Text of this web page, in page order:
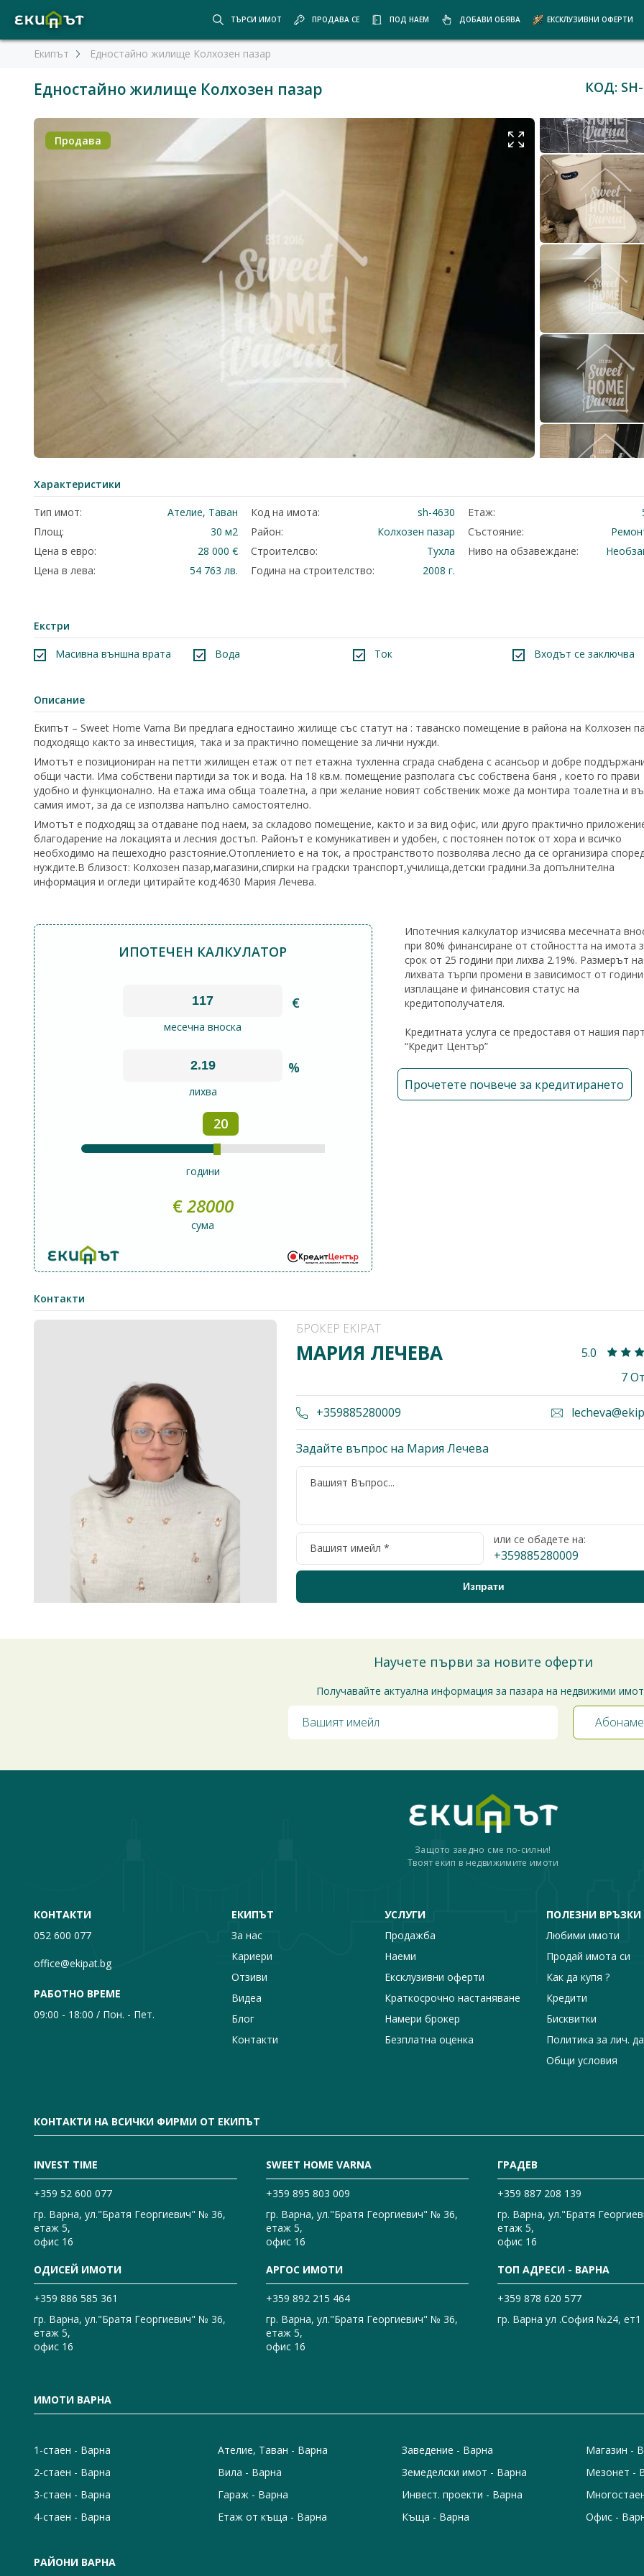
ТЪРСИ ИМОТ ПРОДАВА СЕ ПОД НАЕМ ДОБАВИ ОБЯВА ЕКСКЛУЗИВНИ ОФЕРТИ
Екипът Едностайно жилище Колхозен пазар
Едностайно жилище Колхозен пазар КОД:
Продава
Характеристики
Тип имот:
Ателие, Таван
Площ:
30 м2
Цена в евро:
28 000 €
Цена в лева:
54 763 лв.
Код на имота:
sh-4630
Район:
Колхозен пазар
Строителсво:
Тухла
Година на строителство:
2008 г.
Етаж:
Състояние:
Ниво на обзавеждане:
Екстри
Масивна външна врата Вода Ток Входът се заключва
Описание
Екипът – Sweet Home Varna Ви предлага едностаино жилище със статут на : таванско помещение в района на Колхозен
подходящо както за инвестиция, така и за практично помещение за лични нужди.
Имотът е позициониран на петти жилищен етаж от пет етажна тухленна сграда снабдена с асансьор и добре
общи части. Има собствени партиди за ток и вода. На 18 кв.м. помещение разполага със собствена баня , което го прави
удобно и функционално. На етажа има обща тоалетна, а при желание новият собственик може да монтира тоалетна и
самия имот, за да се използва напълно самостоятелно.
Имотът е подходящ за отдаване под наем, за складово помещение, както и за вид офис, или друго практично
благодарение на локацията и лесния достъп. Районът е комуникативен и удобен, с постоянен поток от хора и всичко
необходимо на пешеходно разстояние.Отоплението е на ток, а пространството позволява лесно да се организира
нуждите.В близост: Колхозен пазар,магазини,спирки на градски транспорт,училища,детски градини.За допълнителна
информация и огледи цитирайте код:4630 Мария Лечева.
ИПОТЕЧЕН КАЛКУЛАТОР
€
месечна вноска
%
лихва
20
години
€28000
сума
Ипотечния калкулатор изчисява месечната
при 80% финансиране от стойността на имота
срок от 25 години при лихва 2.19%. Размерът на
лихвата търпи промени в зависимост от
изплащане и финансовия статус на
кредитополучателя.
Кредитната услуга се предоставя от нашия
“Кредит Център”
Прочетете почвече за кредитирането
Контакти
БРОКЕР EKIPAT
МАРИЯ ЛЕЧЕВА
5.0
7
+359885280009
Задайте въпрос на Мария Лечева
или се обадете на:
+359885280009
Научете първи за новите оферти
Получавайте актуална информация за пазара на недвижими
Защото заедно сме по-силни!
Твоят екип в недвижимите имоти
КОНТАКТИ
052 600 077
office@ekipat.bg
РАБОТНО ВРЕМЕ
09:00 - 18:00 / Пон. - Пет.
ЕКИПЪТ
За нас
Кариери
Отзиви
Видеа
Блог
Контакти
УСЛУГИ
Продажба
Наеми
Ексклузивни оферти
Краткосрочно настаняване
Намери брокер
Безплатна оценка
ПОЛЕЗНИ ВРЪЗКИ
Любими имоти
Продай имота си
Как да купя ?
Кредити
Бисквитки
Политика за лич.
Общи условия
КОНТАКТИ НА ВСИЧКИ ФИРМИ ОТ ЕКИПЪТ
INVEST TIME
+359 52 600 077
гр. Варна, ул."Братя Георгиевич" № 36,
етаж 5,
офис 16
SWEET HOME VARNA
+359 895 803 009
гр. Варна, ул."Братя Георгиевич" № 36,
етаж 5,
офис 16
ГРАДЕВ
+359 887 208 139
гр. Варна, ул."Братя
етаж 5,
офис 16
ОДИСЕЙ ИМОТИ
+359 886 585 361
гр. Варна, ул."Братя Георгиевич" № 36,
етаж 5,
офис 16
АРГОС ИМОТИ
+359 892 215 464
гр. Варна, ул."Братя Георгиевич" № 36,
етаж 5,
офис 16
ТОП АДРЕСИ - ВАРНА
+359 878 620 577
гр. Варна ул .София №24, ет1
ИМОТИ ВАРНА
1-стаен - Варна
2-стаен - Варна
3-стаен - Варна
4-стаен - Варна
Ателие, Таван - Варна
Вила - Варна
Гараж - Варна
Етаж от къща - Варна
Заведение - Варна
Земеделски имот - Варна
Инвест. проекти - Варна
Къща - Варна
Магазин -
Мезонет -
Офис -
РАЙОНИ ВАРНА